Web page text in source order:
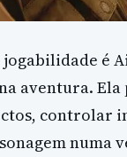
é
aventura.
controlar
numa